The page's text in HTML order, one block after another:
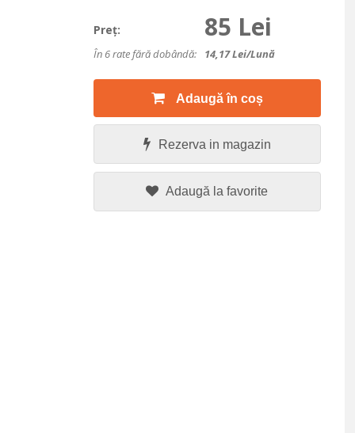
Preţ: 85 Lei
În 6 rate fără dobândă: 14,17Lei/lună
Adaugă în coș
Rezerva in magazin
Adaugă la favorite